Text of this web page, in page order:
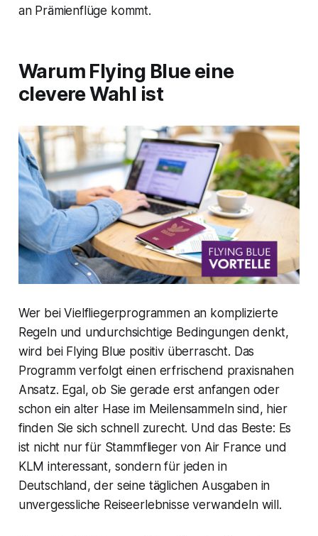
an Prämienflüge kommt.
Warum Flying Blue eine
clevere Wahl ist
Wer bei Vielfliegerprogrammen an komplizierte
Regeln und undurchsichtige Bedingungen denkt,
wird bei Flying Blue positiv überrascht. Das
Programm verfolgt einen erfrischend praxisnahen
Ansatz. Egal, ob Sie gerade erst anfangen oder
schon ein alter Hase im Meilensammeln sind, hier
finden Sie sich schnell zurecht. Und das Beste: Es
ist nicht nur für Stammflieger von Air France und
KLM interessant, sondern für jeden in
Deutschland, der seine täglichen Ausgaben in
unvergessliche Reiseerlebnisse verwandeln will.